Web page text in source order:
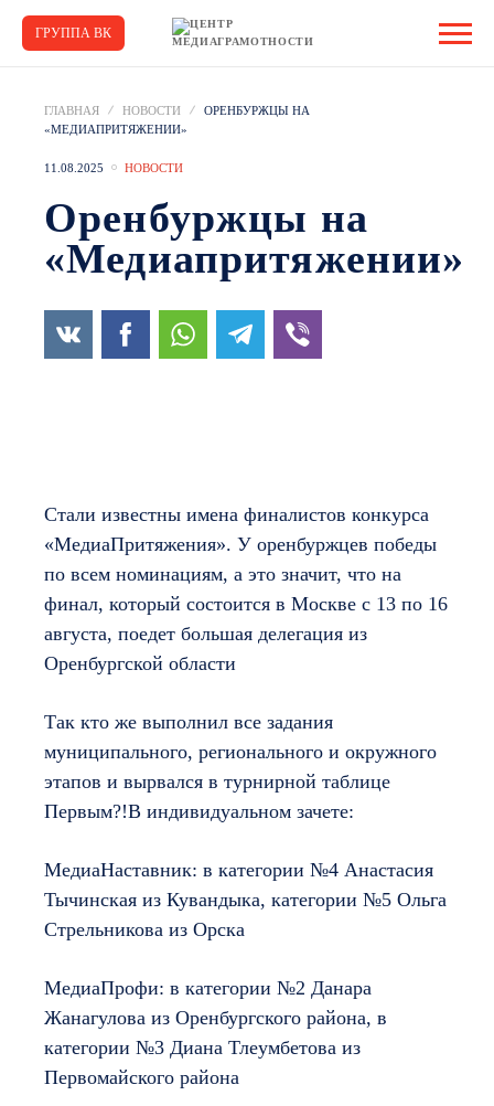
ГРУППА ВК
ГЛАВНАЯ НОВОСТИ
ОРЕНБУРЖЦЫ НА
«МЕДИАПРИТЯЖЕНИИ»
11.08.2025 НОВОСТИ
Оренбуржцы на
«Медиапритяжении»
Стали известны имена финалистов конкурса
«МедиаПритяжения». У оренбуржцев победы
по всем номинациям, а это значит, что на
финал, который состоится в Москве с 13 по 16
августа, поедет большая делегация из
Оренбургской области
Так кто же выполнил все задания
муниципального, регионального и окружного
этапов и вырвался в турнирной таблице
Первым?!В индивидуальном зачете:
МедиаНаставник: в категории №4 Анастасия
Тычинская из Кувандыка, категории №5 Ольга
Стрельникова из Орска
МедиаПрофи: в категории №2 Данара
Жанагулова из Оренбургского района, в
категории №3 Диана Тлеумбетова из
Первомайского района